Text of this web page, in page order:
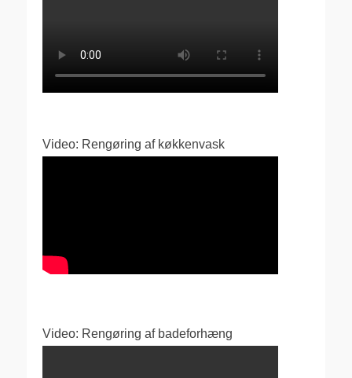
Video: Rengøring af køkkenvask
Video: Rengøring af badeforhæng